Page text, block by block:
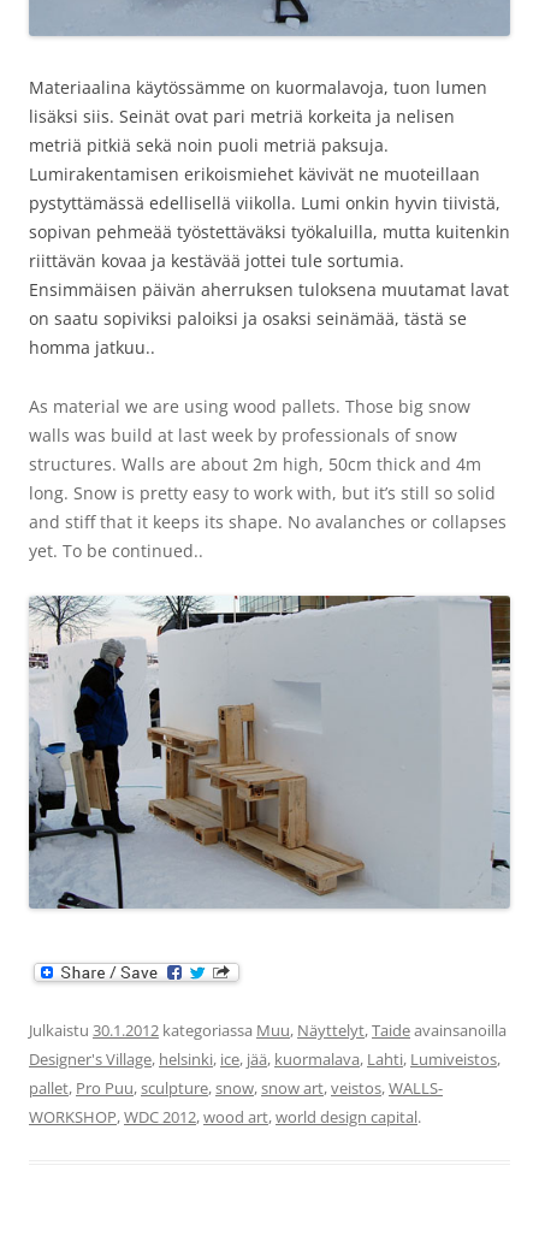
Materiaalina käytössämme on kuormalavoja, tuon lumen
lisäksi siis. Seinät ovat pari metriä korkeita ja nelisen
metriä pitkiä sekä noin puoli metriä paksuja.
Lumirakentamisen erikoismiehet kävivät ne muoteillaan
pystyttämässä edellisellä viikolla. Lumi onkin hyvin tiivistä,
sopivan pehmeää työstettäväksi työkaluilla, mutta kuitenkin
riittävän kovaa ja kestävää jottei tule sortumia.
Ensimmäisen päivän aherruksen tuloksena muutamat lavat
on saatu sopiviksi paloiksi ja osaksi seinämää, tästä se
homma jatkuu..
As material we are using wood pallets. Those big snow
walls was build at last week by professionals of snow
structures. Walls are about 2m high, 50cm thick and 4m
long. Snow is pretty easy to work with, but it’s still so solid
and stiff that it keeps its shape. No avalanches or collapses
yet. To be continued..
Julkaistu 30.1.2012 kategoriassa Muu, Näyttelyt,Taideavainsanoilla
Designer's Village, helsinki, ice, jää, kuormalava, Lahti, Lumiveistos,
pallet, Pro Puu,sculpture,snow,snow art,veistos,WALLS-
WORKSHOP,WDC 2012,wood art,world design capital.